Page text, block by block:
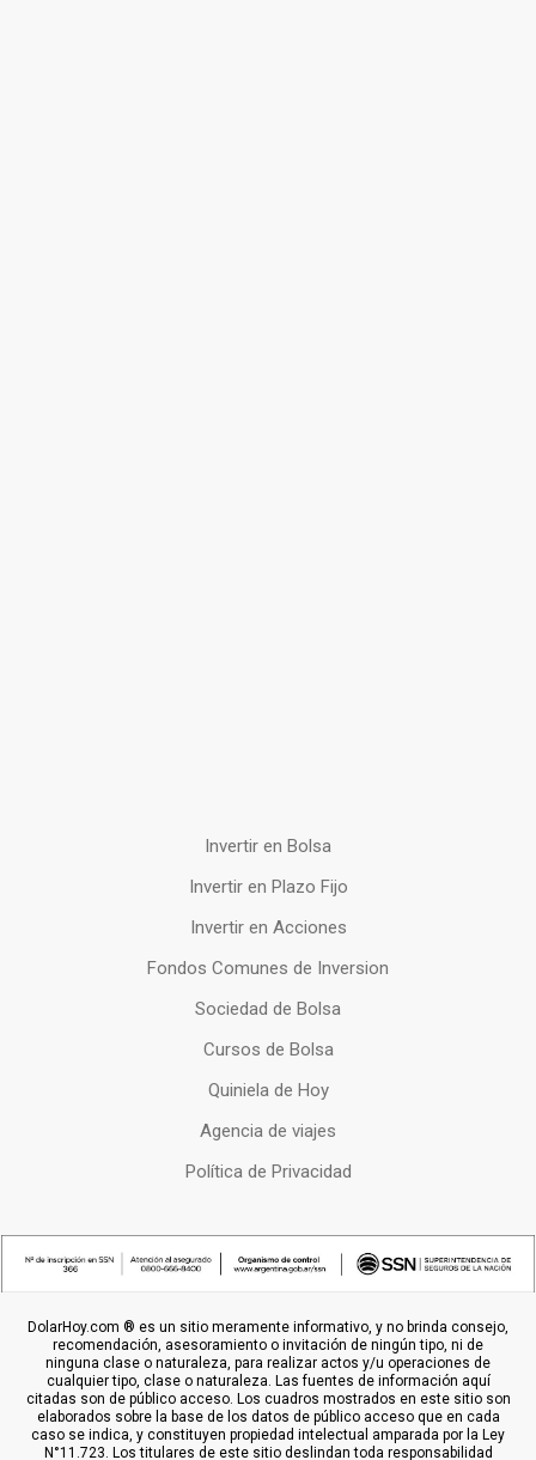
Invertir en Bolsa
Invertir en Plazo Fijo
Invertir en Acciones
Fondos Comunes de Inversion
Sociedad de Bolsa
Cursos de Bolsa
Quiniela de Hoy
Agencia de viajes
Política de Privacidad
DolarHoy.com ® es un sitio meramente informativo, y no brinda consejo,
recomendación, asesoramiento o invitación de ningún tipo, ni de
ninguna clase o naturaleza, para realizar actos y/u operaciones de
cualquier tipo, clase o naturaleza. Las fuentes de información aquí
citadas son de público acceso. Los cuadros mostrados en este sitio son
elaborados sobre la base de los datos de público acceso que en cada
caso se indica, y constituyen propiedad intelectual amparada por la Ley
N°11.723. Los titulares de este sitio deslindan toda responsabilidad